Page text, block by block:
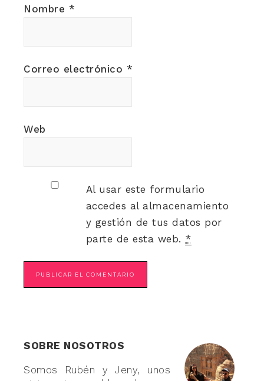
Nombre *
Correo electrónico *
Web
Al usar este formulario
accedes al almacenamiento
y gestión de tus datos por
parte de esta web. *
SOBRE NOSOTROS
Somos Rubén y Jeny, unos